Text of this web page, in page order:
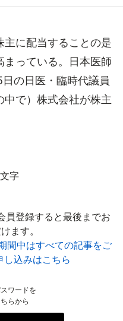
に配当することの是
っている。日本医師
の日医・臨時代議員
で）株式会社が株主
字
員登録すると最後までお
ます。
間中はすべての記事をご
し込みはこちら
ワードを
らから